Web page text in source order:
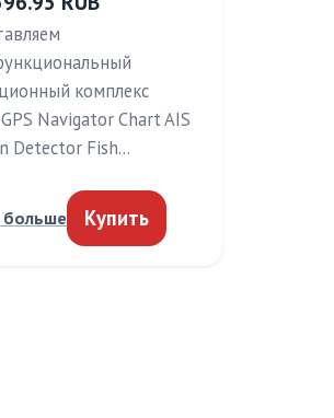
комплекс
Navigator Chart AIS
Detector Fish…
больше Купить